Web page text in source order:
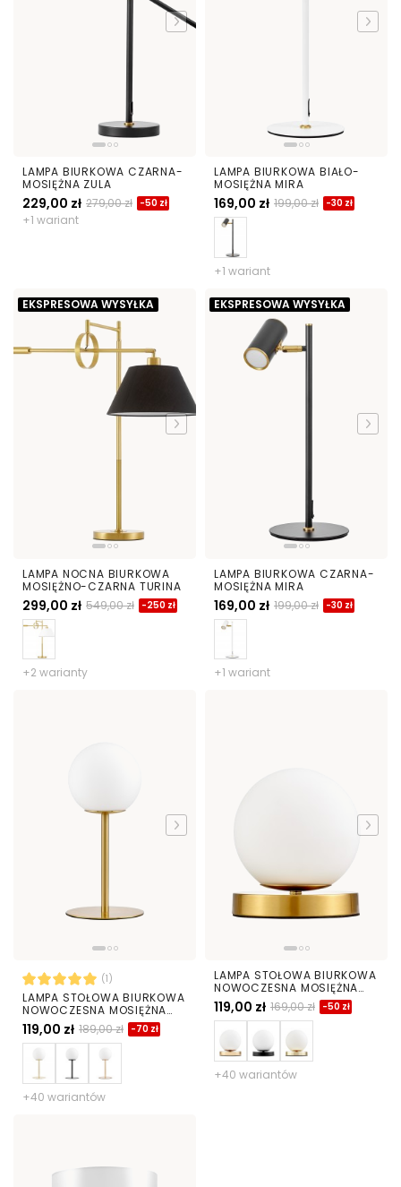
LAMPA BIURKOWA CZARNA-
MOSIĘŻNA ZULA
229,00 zł 279,00 zł -50 zł
+1 wariant
LAMPA BIURKOWA BIAŁO-
MOSIĘŻNA MIRA
169,00 zł 199,00 zł -30 zł
+1 wariant
EKSPRESOWA WYSYŁKA
LAMPA NOCNA BIURKOWA
MOSIĘŻNO-CZARNA TURINA
299,00 zł 549,00 zł -250 zł
+2 warianty
EKSPRESOWA WYSYŁKA
LAMPA BIURKOWA CZARNA-
MOSIĘŻNA MIRA
169,00 zł 199,00 zł -30 zł
+1 wariant
(1)
LAMPA STOŁOWA BIURKOWA
NOWOCZESNA MOSIĘŻNA
BIAŁA KULA FREDICA
119,00 zł 189,00 zł -70 zł
+40 wariantów
LAMPA STOŁOWA BIURKOWA
NOWOCZESNA MOSIĘŻNA
BIAŁA KULA FREDICA W1
119,00 zł 169,00 zł -50 zł
+40 wariantów